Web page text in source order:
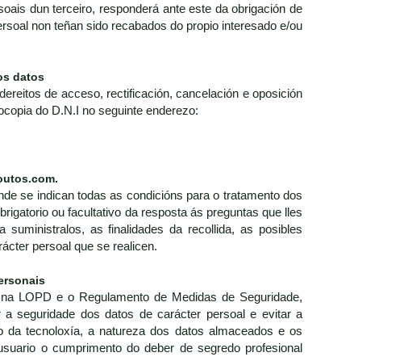
dun terceiro, responderá ante este da obrigación de
non teñan sido recabados do propio interesado e/ou
datos
de acceso, rectificación, cancelación e oposición
do D.N.I no seguinte enderezo:
se indican todas as condicións para o tratamento dos
ou facultativo da resposta ás preguntas que lles
as finalidades da recollida, as posibles
persoal que se realicen.
LOPD e o Regulamento de Medidas de Seguridade,
seguridade dos datos de carácter persoal e evitar a
da tecnoloxía, a natureza dos datos almaceados e os
o cumprimento do deber de segredo profesional